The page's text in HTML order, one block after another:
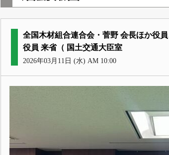
全国木材組合連合会・菅野 会長ほか役
役員 来省（ 国土交通大臣室
2026年03月11日 (水) AM 10:00